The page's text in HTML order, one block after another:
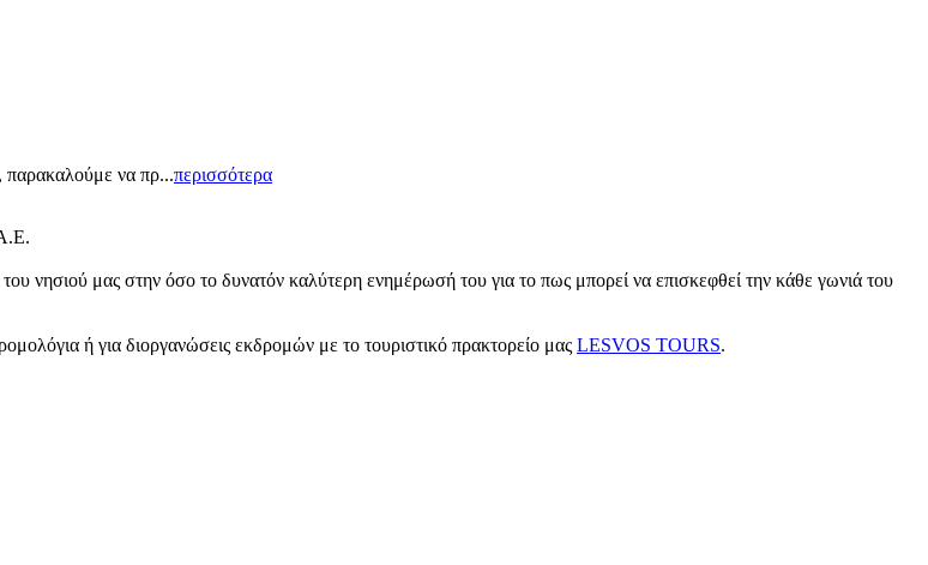
παρακαλούμε να πρ...περισσότερα
νησιού μας στην όσο το δυνατόν καλύτερη ενημέρωσή του για το πως μπορεί να επισκεφθεί την κάθε γωνιά του
ή για διοργανώσεις εκδρομών με το τουριστικό πρακτορείο μας LESVOS TOURS.